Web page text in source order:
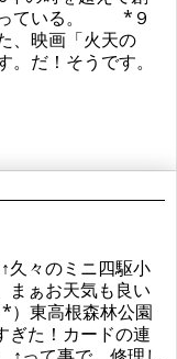
っている。 *９
、映画「火天の
だ！そうです。
久々のミニ四駆小
まぁお天気も良い
）東高根森林公園
ぎた！カードの連